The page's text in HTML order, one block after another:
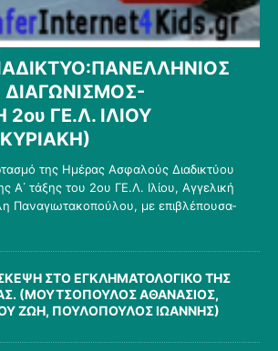
ΓΕ.Λ. ΙΛΙΟΥ
της Ημέρας Ασφαλούς Διαδικτύου
Α΄ τάξης του 2ου ΓΕ.Λ. Ιλίου, Αγγελική
Παναγιωτακοπούλου, με επιβλέπουσα-
ΣΤΟ ΕΓΚΛΗΜΑΤΟΛΟΓΙΚΟ ΤΗΣ
(ΜΟΥΤΣΟΠΟΥΛΟΣ ΑΘΑΝΑΣΙΟΣ,
ΖΩΗ, ΠΟΥΛΟΠΟΥΛΟΣ ΙΩΑΝΝΗΣ)